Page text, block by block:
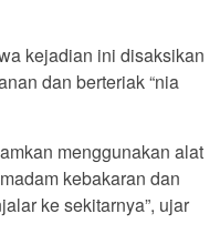
kejadian ini disaksikan
dan berteriak “nia
menggunakan alat
kebakaran dan
ke sekitarnya”, ujar